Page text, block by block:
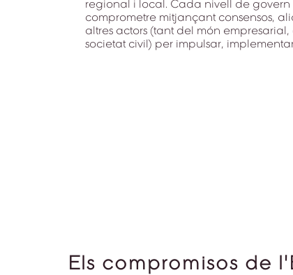
regional i local. Cada nivell de govern
comprometre mitjançant consensos,
altres actors (tant del món
societat civil) per impulsar,
Els compromisos de